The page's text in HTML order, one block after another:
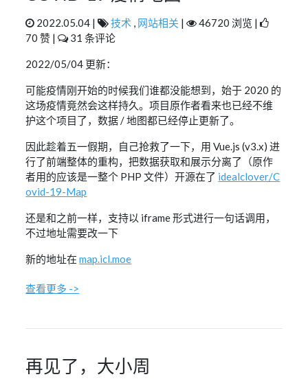
2022.05.04 | 技术 , 网站相关 |
46720 浏览 |
70 赞 |
31 条评论
2022/05/04 更新：
可能疫情刚开始的时候我们谁都没能想到，始于 2020 的
这场疫情竟然会这样持久。项目原作者看来也已经不维
护这个项目了，数据 / 地图都已经停止更新了。
因此趁着五一假期，自己抢救了一下，用 Vue.js (v3.x) 进
行了前端整体的重构，把数据获取和展示分离了（原作
者用的应该是一整个 PHP 文件）开源在了 idealclover/C
ovid-19-Map
还是和之前一样，支持以 iframe 形式进行一句话调用，
不过地址需要改一下
新的地址在map.icl.moe
查看更多 ->
再见了，大小周